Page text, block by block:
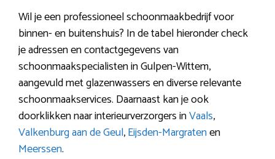
Wil je een professioneel schoonmaakbedrijf voor
binnen- en buitenshuis? In de tabel hieronder check
je adressen en contactgegevens van
schoonmaakspecialisten in Gulpen-Wittem,
aangevuld met glazenwassers en diverse relevante
schoonmaakservices. Daarnaast kan je ook
doorklikken naar interieurverzorgers inVaals,
Valkenburg aan de Geul,Eijsden-Margratenen
Meerssen.